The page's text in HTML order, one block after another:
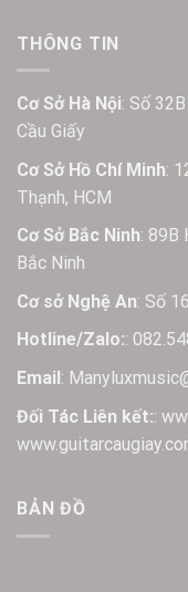
THÔNG TIN
Cơ Sở Hà Nội: Số
Cầu Giấy
Cơ Sở Hồ Chí Minh:
Thạnh, HCM
Cơ Sở Bắc Ninh: 89B
Bắc Ninh
Cơ sở Nghệ An: Số
Hotline/Zalo::
Email:
Đối Tác Liên kết::
BẢN ĐỒ